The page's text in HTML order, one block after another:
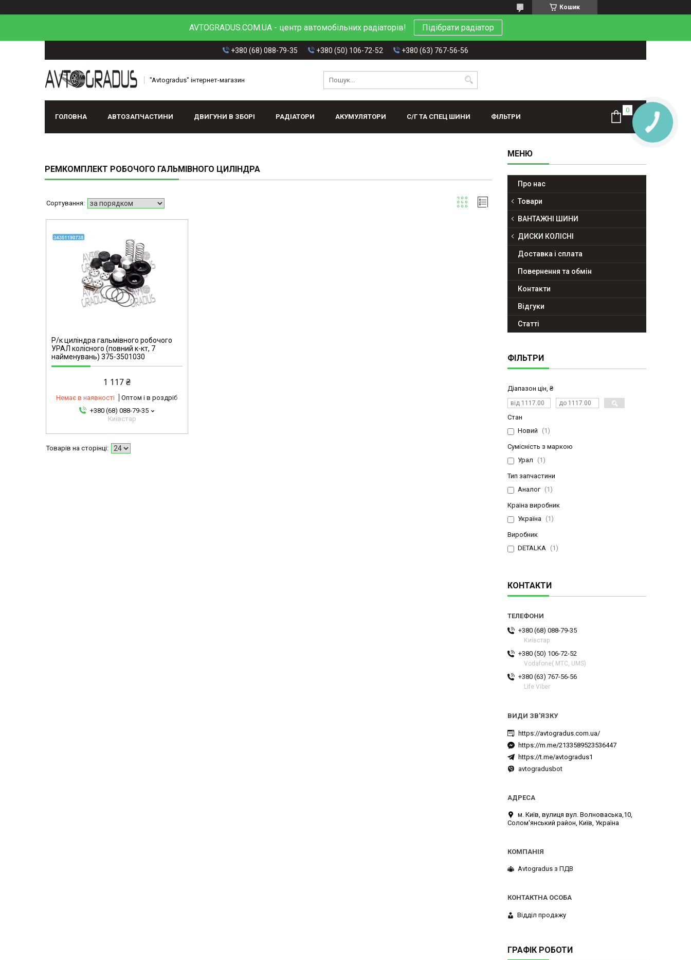
Кошик
AVTOGRADUS.COM.UA - центр автомобільних радіаторів! Підібрати радіатор
+380 (68) 088-79-35 +380 (50) 106-72-52 +380 (63) 767-56-56
"Avtogradus" інтернет-магазин
ГОЛОВНА АВТОЗАПЧАСТИНИ ДВИГУНИ В ЗБОРІ РАДІАТОРИ АКУМУЛЯТОРИ С/Г ТА СПЕЦ ШИНИ ФІЛЬТРИ
РЕМКОМПЛЕКТ РОБОЧОГО ГАЛЬМІВНОГО ЦИЛІНДРА
Р/к циліндра гальмівного робочого
УРАЛ колісного (повний к-кт, 7
найменувань) 375-3501030
1 117 ₴
Немає в наявності
Оптом і в роздріб
+380 (68) 088-79-35
Київстар
Про нас
Товари
ВАНТАЖНІ ШИНИ
ДИСКИ КОЛІСНІ
Доставка і сплата
Повернення та обмін
Контакти
Відгуки
Статті
ФІЛЬТРИ
Діапазон цін, ₴
Стан
Новий
1
Сумісність з маркою
Урал
1
Тип запчастини
Аналог
1
Країна виробник
Україна
1
Виробник
DETALKA
1
КОНТАКТИ
+380 (68) 088-79-35
Київстар
+380 (50) 106-72-52
Vodafone( МТС, UMS)
+380 (63) 767-56-56
Life Viber
https://avtogradus.com.ua/
https://m.me/2133589523536447
https://t.me/avtogradus1
avtogradusbot
м. Київ, вулиця вул. Волноваська,10,
Солом'янський район, Київ, Україна
Avtogradus з ПДВ
Відділ продажу
ГРАФІК РОБОТИ